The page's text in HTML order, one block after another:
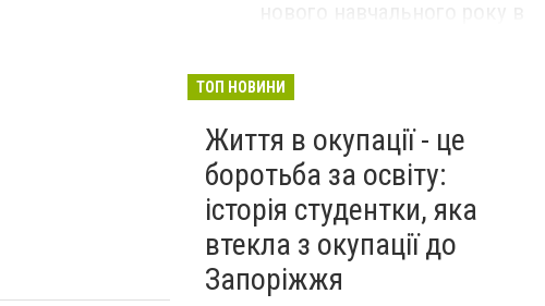
ТОП НОВИНИ
Життя в окупації - це
боротьба за освіту:
історія студентки, яка
втекла з окупації до
Запоріжжя